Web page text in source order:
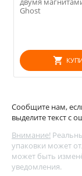
Ghost
Сообщите нам,
выделите текст с
Внимание!
упаковки может
может быть
уведомления.